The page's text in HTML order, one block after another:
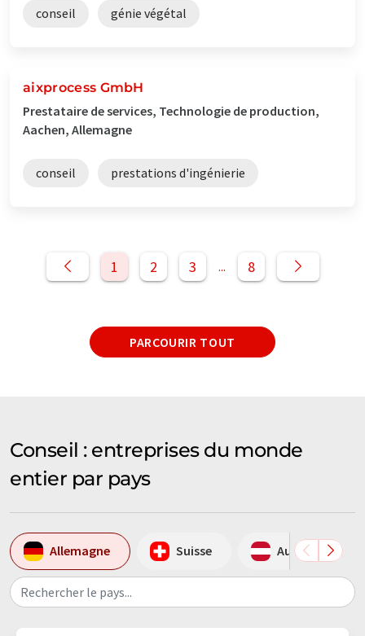
conseil génie végétal
aixprocess GmbH
Prestataire de services, Technologie de production,
Aachen, Allemagne
conseil prestations d'ingénierie
1 2 3 ... 8
PARCOURIR TOUT
Conseil : entreprises du monde
entier par pays
Allemagne Suisse Autriche
Rechercher le pays...